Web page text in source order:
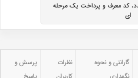
کد معرف و پرداخت یک مرحله
ای
گارانتی و نحوه
نگهداری
نظرات
کاربران
پرسش و
پاسخ